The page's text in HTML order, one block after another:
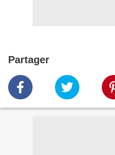
Partager